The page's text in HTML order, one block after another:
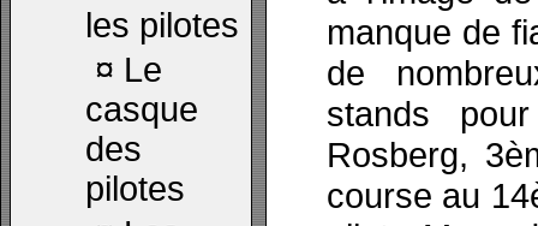
les pilotes
¤ Le
casque
des
pilotes
manque de
de
stands
Rosberg,
course au